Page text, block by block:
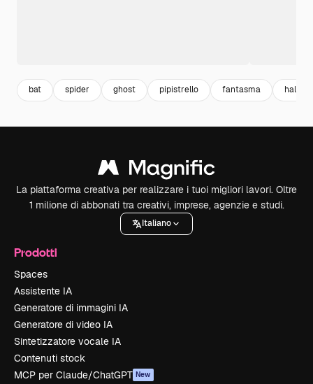
bat spider ghost pipistrello fantasma
La piattaforma creativa per realizzare i tuoi migliori lavori. Oltre
1 milione di abbonati tra creativi, imprese, agenzie e studi.
Italiano
Prodotti
Spaces
Assistente IA
Generatore di immagini IA
Generatore di video IA
Sintetizzatore vocale IA
Contenuti stock
MCP per Claude/ChatGPT New